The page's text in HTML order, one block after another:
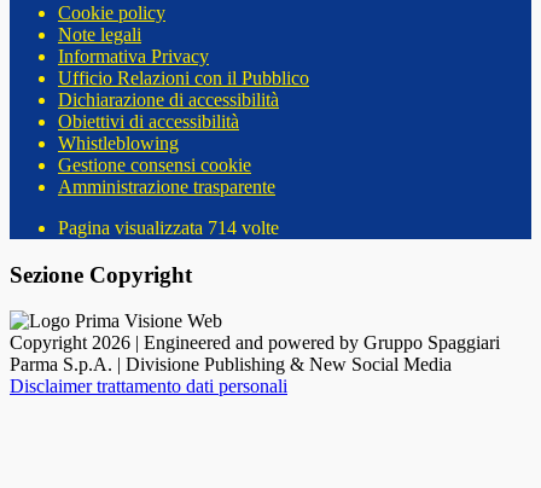
Cookie policy
Note legali
Informativa Privacy
Ufficio Relazioni con il Pubblico
Dichiarazione di accessibilità
Obiettivi di accessibilità
Whistleblowing
Gestione consensi cookie
Amministrazione trasparente
Pagina visualizzata 714 volte
Sezione Copyright
Copyright 2026 | Engineered and powered by Gruppo Spaggiari
Parma S.p.A. | Divisione Publishing & New Social Media
Disclaimer trattamento dati personali